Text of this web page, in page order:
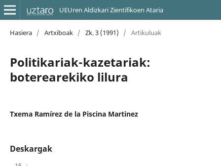
UEUren Aldizkari Zientifikoen Ataria
Hasiera / Artxiboak / Zk. 3 (1991) / Artikuluak
Politikariak-kazetariak:
boterearekiko lilura
Txema Ramírez de la Piscina Martinez
Deskargak